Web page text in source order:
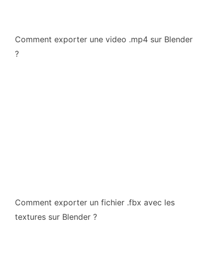
Comment exporter une video .mp4 sur Blender
?
Comment exporter un fichier .fbx avec les
textures sur Blender ?